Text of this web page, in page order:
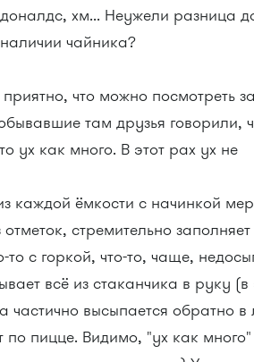
хм... Неужели разница
чайника?
что можно посмотреть
там друзья говорили,
ух как много. В этот рах ух не
каждой ёмкости с начинкой
стремительно
то с горкой, что-то, чаще,
всё из стаканчика в руку (в
частично высыпается обратно в
по пицце. Видимо, "ух как много"